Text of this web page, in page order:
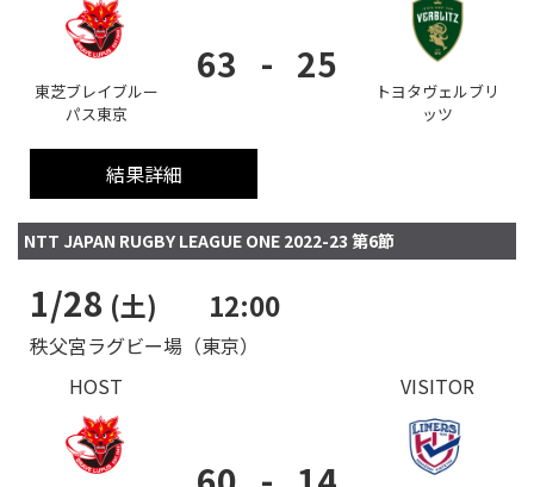
東芝ブレイブルー
パス東京
63 - 25
トヨタヴェルブリ
ッツ
結果詳細
NTT JAPAN RUGBY LEAGUE ONE 2022-23 第6節
1/28 (土) 12:00
秩父宮ラグビー場（東京）
HOST
VISITOR